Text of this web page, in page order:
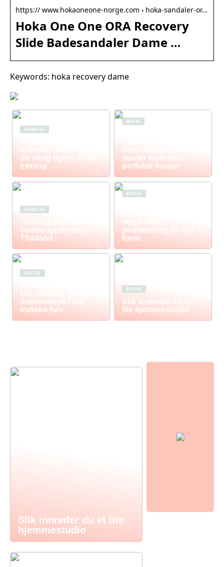
https:// www.hokaoneone-norge.com › hoka-sandaler-or…
Hoka One One ORA Recovery
Slide Badesandaler Dame …
Keywords: hoka recovery dame
FITNESS
kvinner: Slik velger
du riktig tights til din
trening
MOTE
hverdagsgarderoben
starter med den
perfekte trusen
FAMILIE
Oppdag eventyrlige
familieopplevelser i
Thailand
BOLIG
velge riktig
postløsning for ditt
hjem
FRITID
Din ultimate guide til
drømmeøya i Det
indiske hav
BOLIG
Slik innreder du et
lite hjemmestudio
Slik innreder du et lite
hjemmestudio